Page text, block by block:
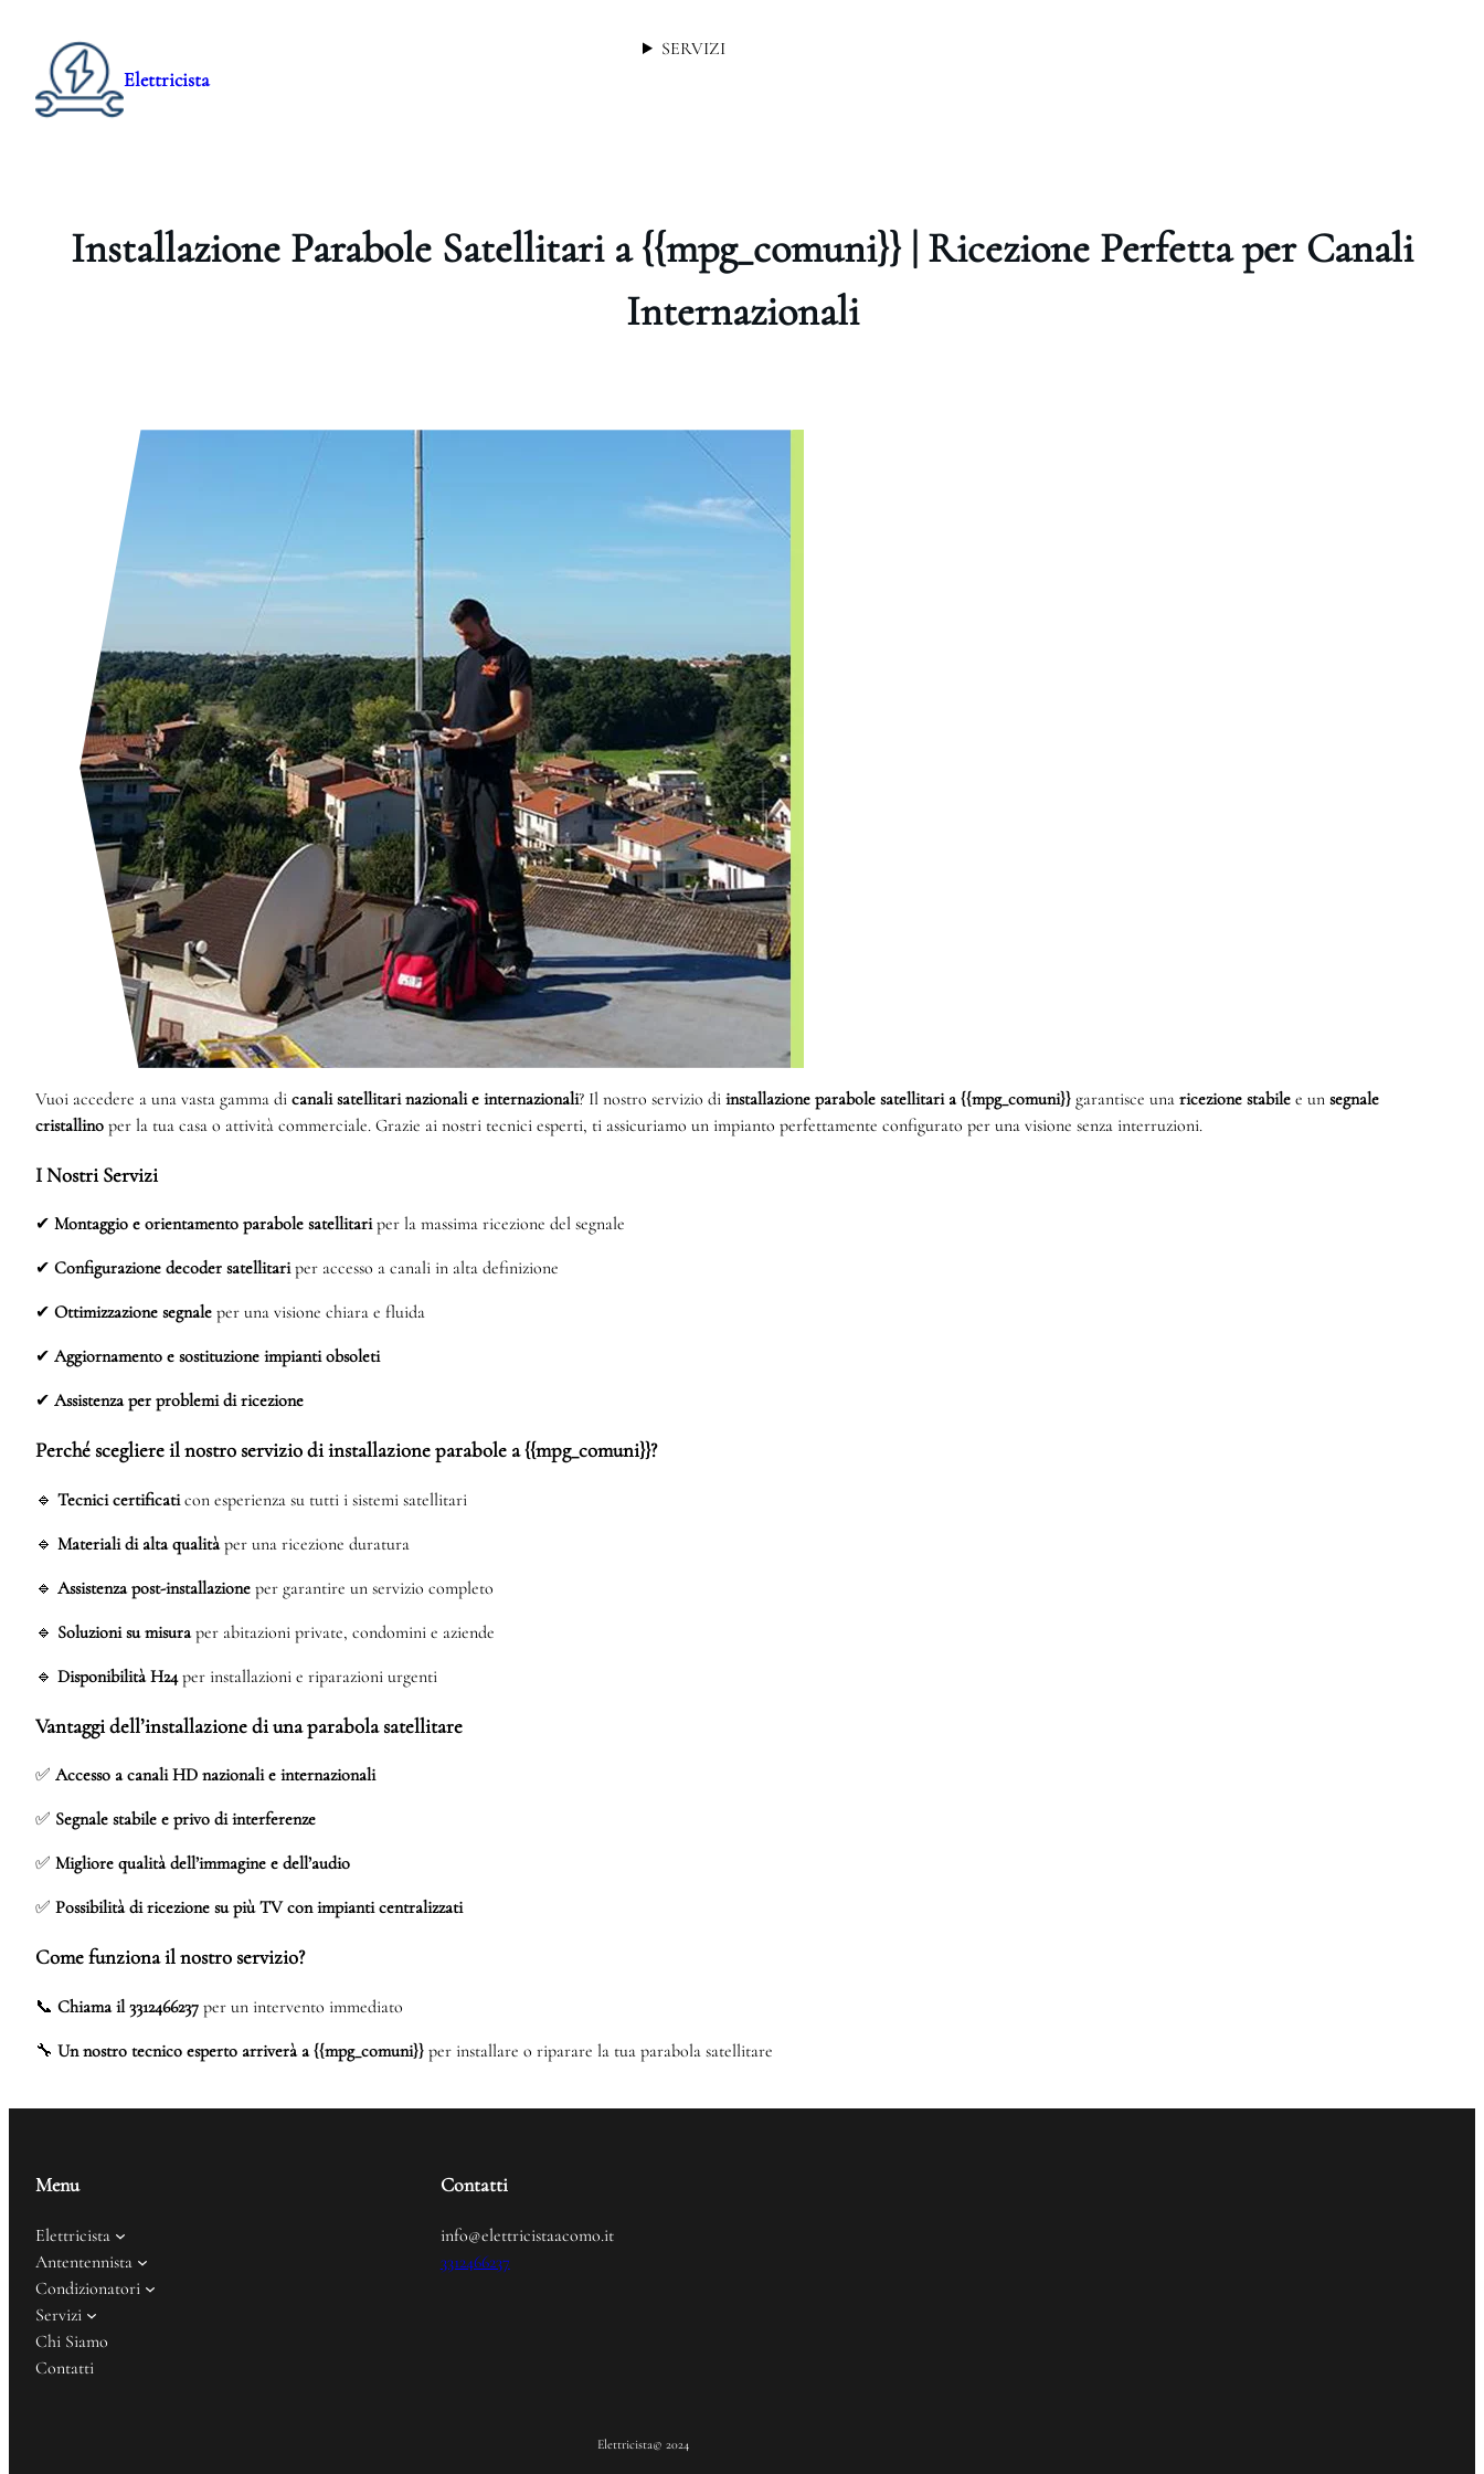
Elettricista
SERVIZI
Installazione Parabole Satellitari a {{mpg_comuni}} | Ricezione Perfetta per Canali
Internazionali
Vuoi accedere a una vasta gamma di canali satellitari nazionali e internazionali? Il nostro servizio di installazione parabole satellitari a {{mpg_comuni}} garantisce una ricezione stabile e un segnale
cristallino per la tua casa o attività commerciale. Grazie ai nostri tecnici esperti, ti assicuriamo un impianto perfettamente configurato per una visione senza interruzioni.
I Nostri Servizi
✔ Montaggio e orientamento parabole satellitariper la massima ricezione del segnale
✔ Configurazione decoder satellitariper accesso a canali in alta definizione
✔ Ottimizzazione segnale per una visione chiara e fluida
✔ Aggiornamento e sostituzione impianti obsoleti
✔ Assistenza per problemi di ricezione
Perché scegliere il nostro servizio di installazione parabole a {{mpg_comuni}}?
🔹 Tecnici certificaticon esperienza su tutti i sistemi satellitari
🔹 Materiali di alta qualitàper una ricezione duratura
🔹 Assistenza post-installazione per garantire un servizio completo
🔹 Soluzioni su misuraper abitazioni private, condomini e aziende
🔹 Disponibilità H24per installazioni e riparazioni urgenti
Vantaggi dell’installazione di una parabola satellitare
✅ Accesso a canali HD nazionali e internazionali
✅ Segnale stabile e privo di interferenze
✅ Migliore qualità dell’immagine e dell’audio
✅ Possibilità di ricezione su più TV con impianti centralizzati
Come funziona il nostro servizio?
📞 Chiama il 3312466237 per un intervento immediato
🔧 Un nostro tecnico esperto arriverà a {{mpg_comuni}} per installare o riparare la tua parabola satellitare
Menu
Elettricista
Antentennista
Condizionatori
Servizi
Chi Siamo
Contatti
Contatti
info@elettricistaacomo.it
3312466237
Elettricista© 2024